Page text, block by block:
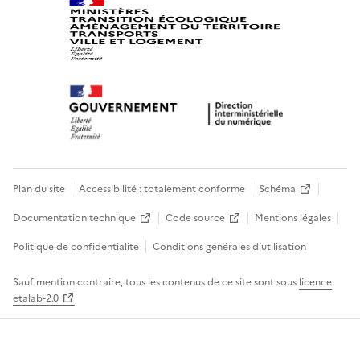
Plan du site Accessibilité : totalement conforme
Schéma
Documentation technique
Code source
Mentions légales
Politique de confidentialité
Conditions générales d’utilisation
Sauf mention contraire, tous les contenus de ce site sont sous licence
etalab-2.0